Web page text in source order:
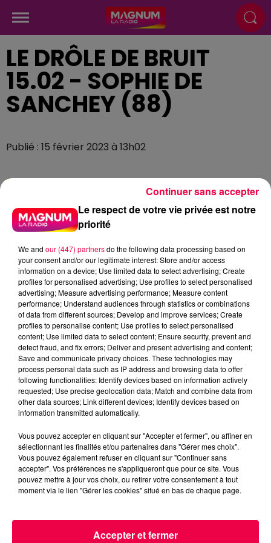
LE DRÔLE DE BRUIT
15.02 - SOPHIE DE
SANCHEY (88)
Publié : 15 février 2023 à 13h02
podcasts/2023/02/Le-Drole-de-Bruit-15.02-Sophie-
de-Sanchey-88.mp3
JEUX PODCASTS
Le respect de votre vie privée est notre
priorité
We and our (447) partnersdo the following data processing based on
your consent and/or our legitimate interest: Store and/or access
information on a device; Use limited data to select advertising; Create
profiles for personalised advertising; Use profiles to select personalised
advertising; Measure advertising performance; Measure content
performance; Understand audiences through statistics or combinations
of data from different sources; Develop and improve services; Create
profiles to personalise content; Use profiles to select personalised
content; Use limited data to select content; Ensure security, prevent and
detect fraud, and fix errors; Deliver and present advertising and content;
Save and communicate privacy choices. These technologies may
process personal data such as IP address and browsing data to offer
following functionalities: Identify devices based on information actively
requested; Use precise geolocation data; Match and combine data from
other data sources; Link different devices; Identify devices based on
information transmitted automatically.
Vous pouvez accepter en cliquant sur "Accepter et fermer", ou affiner en
sélectionnant les finalités et/ou partenaires dans "Gérer mes choix".
Vous pouvez également refuser en cliquant sur "Continuer sans
accepter". Vos préférences ne s'appliqueront que pour ce site. Vous
pouvez mettre à jour vos choix, ou retirer votre consentement à tout
moment via le lien "Gérer les cookies" situé en bas de chaque page.
Accepter et fermer
Continuer sans accepter